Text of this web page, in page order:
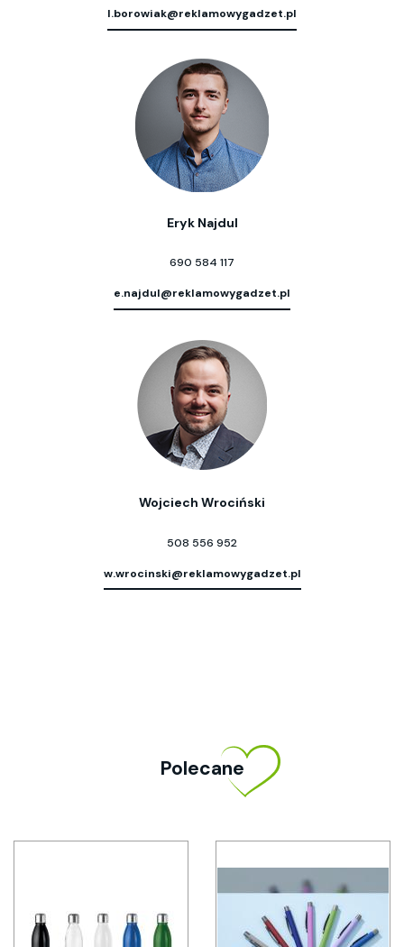
l.borowiak@reklamowygadzet.pl
Eryk Najdul
690 584 117
e.najdul@reklamowygadzet.pl
Wojciech Wrociński
508 556 952
w.wrocinski@reklamowygadzet.pl
Polecane